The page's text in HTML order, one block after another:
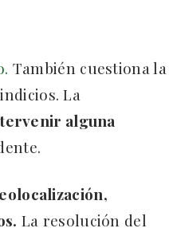
También cuestiona la
La
alguna
La resolución del